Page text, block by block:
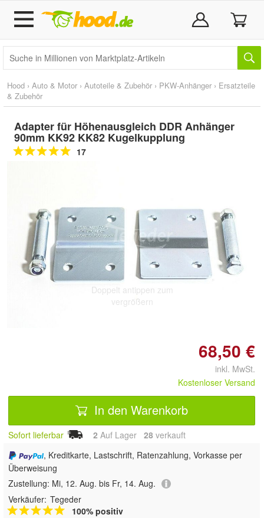
Hood › Auto & Motor › Autoteile & Zubehör › PKW-Anhänger › Ersatzteile
& Zubehör
Adapter für Höhenausgleich DDR Anhänger
90mm KK92 KK82 Kugelkupplung
17
Doppelt antippen zum
vergrößern
68,50 €
inkl. MwSt.
Kostenloser Versand
In den Warenkorb
Sofort lieferbar 2 Auf Lager 28 verkauft
, Kreditkarte, Lastschrift, Ratenzahlung, Vorkasse per
Überweisung
Zustellung: Mi, 12. Aug. bis Fr, 14. Aug.
Verkäufer: Tegeder
100% positiv